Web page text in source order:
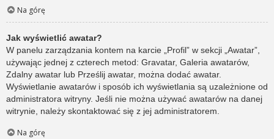
Na górę
Jak wyświetlić awatar?
W panelu zarządzania kontem na karcie „Profil” w sekcji „Awatar”,
używając jednej z czterech metod: Gravatar, Galeria awatarów,
Zdalny awatar lub Prześlij awatar, można dodać awatar.
Wyświetlanie awatarów i sposób ich wyświetlania są uzależnione od
administratora witryny. Jeśli nie można używać awatarów na danej
witrynie, należy skontaktować się z jej administratorem.
Na górę